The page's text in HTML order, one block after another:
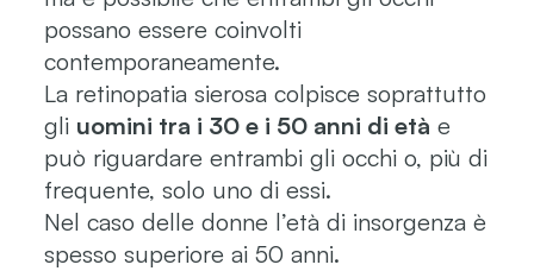
possano essere coinvolti
contemporaneamente.
La retinopatia sierosa colpisce soprattutto
gli uomini tra i 30 e i 50 anni di età e
può riguardare entrambi gli occhi o, più di
frequente, solo uno di essi.
Nel caso delle donne l’età di insorgenza è
spesso superiore ai 50 anni.